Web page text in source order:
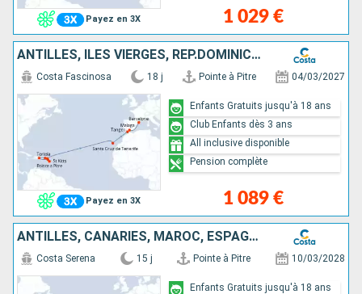
Payez en 3X 1 029 €
ANTILLES, ILES VIERGES, RÉP.DOMINICAINE, CANARIES, MAROC, ESPAGNE
Payez en 3X
Costa Fascinosa 18 j Pointe à Pitre 04/03/2027
1 089 €
Enfants Gratuits jusqu'à 18 ans
Club Enfants dès 3 ans
All inclusive disponible
Pension complète
ANTILLES, CANARIES, MAROC, ESPAGNE, FRANCE, ITALIE
Costa Serena 15 j Pointe à Pitre 10/03/2028
Enfants Gratuits jusqu'à 18 ans